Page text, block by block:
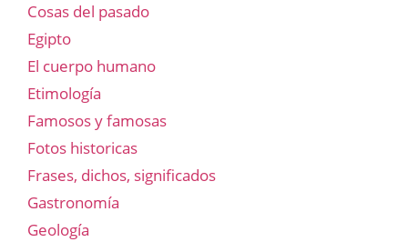
Cosas del pasado
Egipto
El cuerpo humano
Etimología
Famosos y famosas
Fotos historicas
Frases, dichos, significados
Gastronomía
Geología